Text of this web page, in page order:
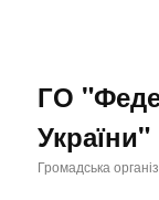
ГО
України"
Громадська